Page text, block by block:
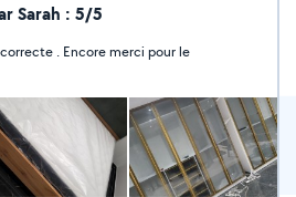
Sarah : 5/5
. Encore merci pour le